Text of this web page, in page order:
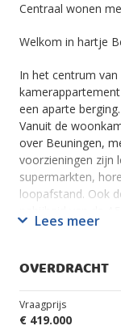
Centraal wonen
Welkom in hartje
In het centrum
een aparte berging.
Vanuit de
over Beuningen,
voorzieningen zijn
supermarkten,
loopafstand. Ook
Overweeg je een
Dan is dit er één
- Bouwjaar: 1992
- Woonoppervlak:
Lees meer
OVERDRACHT
Vraagprijs
€ 419.000